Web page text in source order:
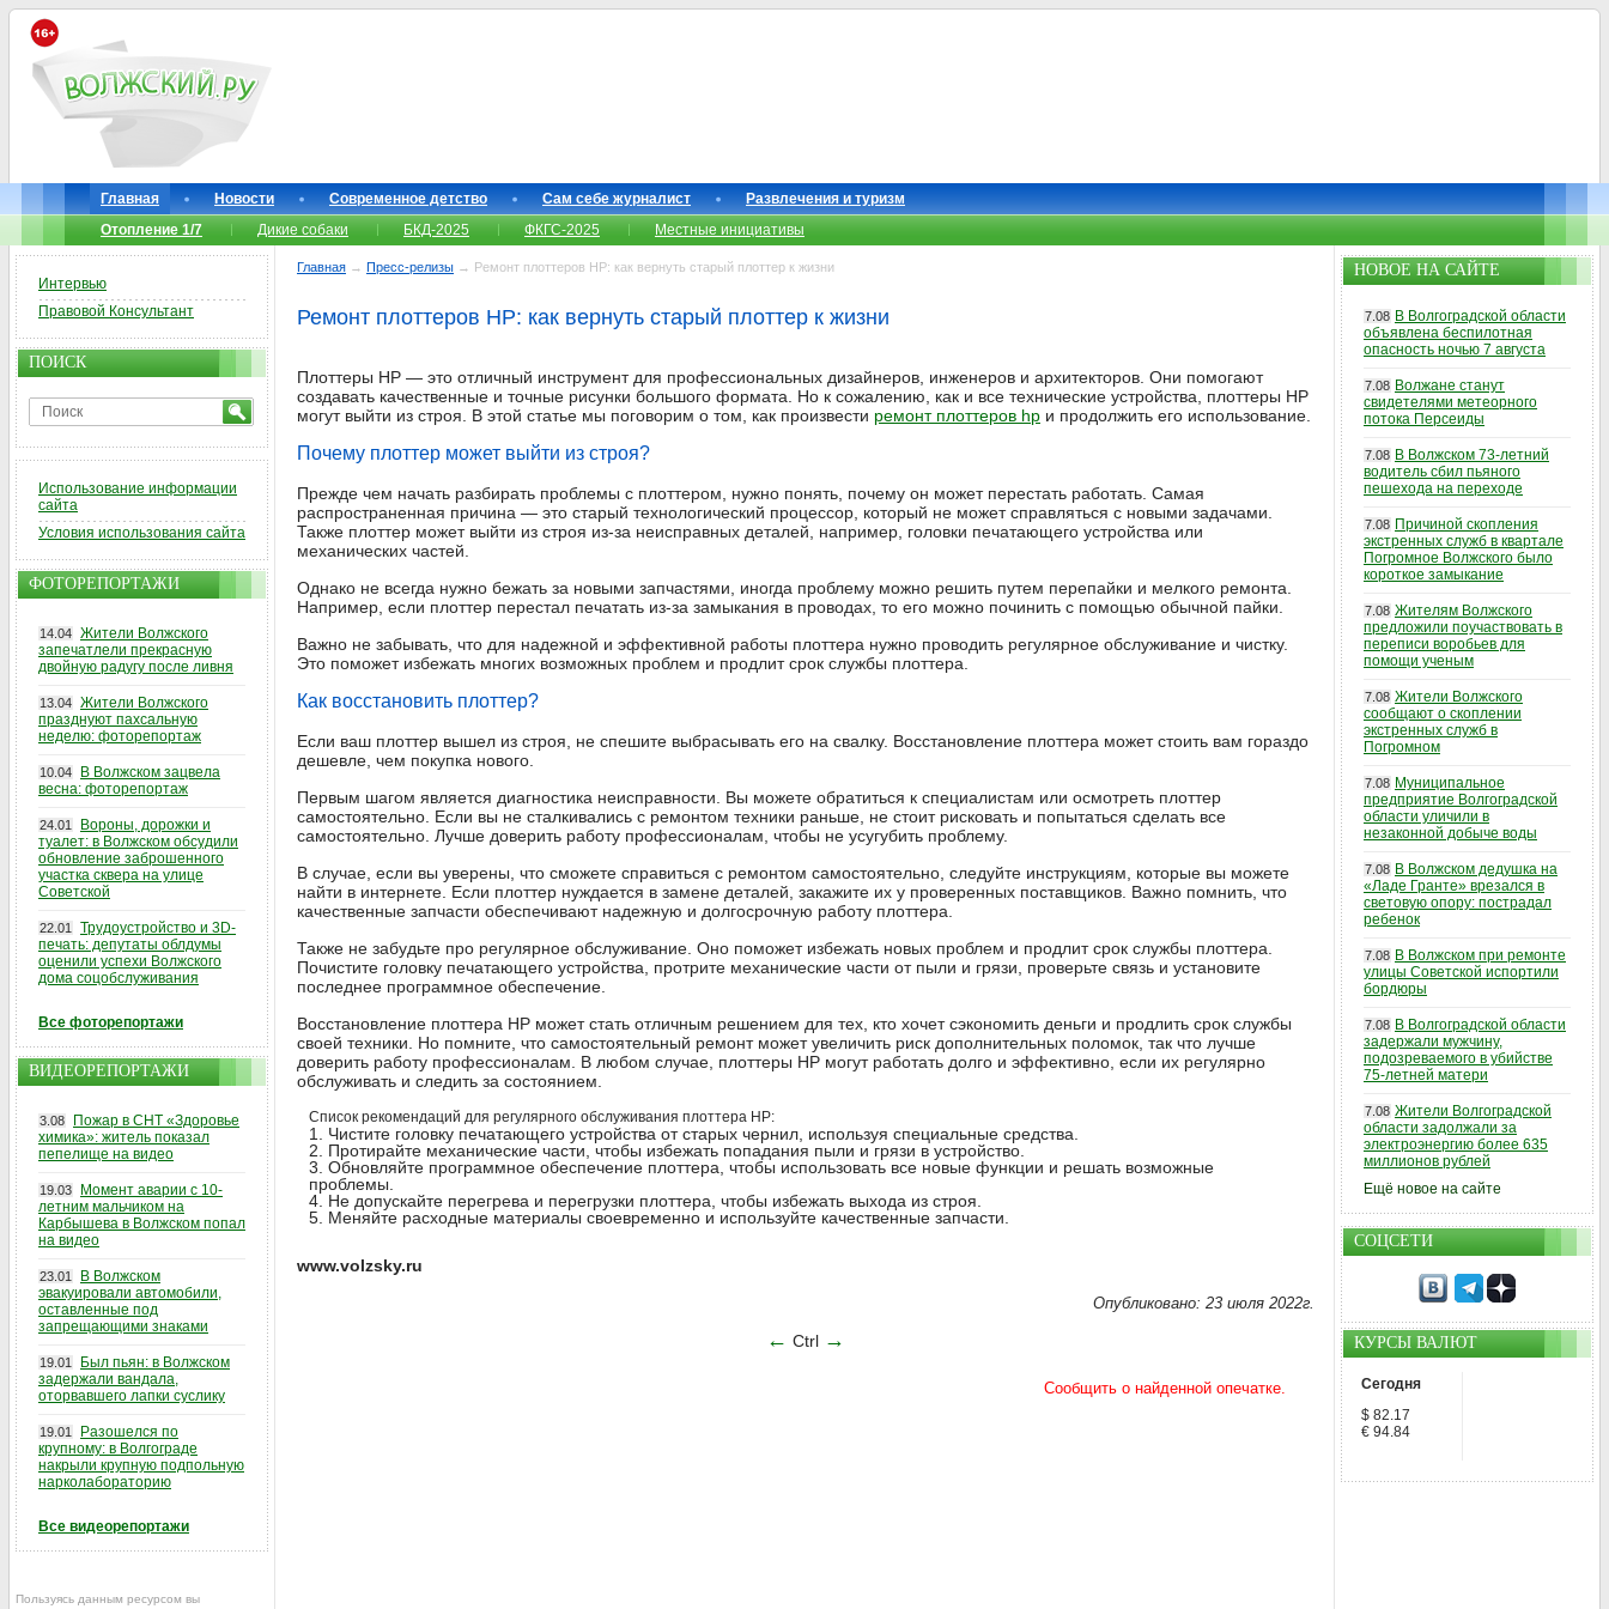
Главная Новости Современное детство Сам себе журналист
Развлечения и туризм
Отопление 1/7
Дикие собаки БКД-2025 ФКГС-2025 Местные инициативы
Главная → Пресс-релизы → Ремонт плоттеров HP: как вернуть старый плоттер к жизни
Ремонт плоттеров HP: как вернуть старый плоттер к жизни
Плоттеры HP — это отличный инструмент для профессиональных дизайнеров, инженеров и архитекторов. Они помогают
создавать качественные и точные рисунки большого формата. Но к сожалению, как и все технические устройства, плоттеры HP
могут выйти из строя. В этой статье мы поговорим о том, как произвести ремонт плоттеров hp и продолжить его использование.
Почему плоттер может выйти из строя?
Прежде чем начать разбирать проблемы с плоттером, нужно понять, почему он может перестать работать. Самая
распространенная причина — это старый технологический процессор, который не может справляться с новыми задачами.
Также плоттер может выйти из строя из-за неисправных деталей, например, головки печатающего устройства или
механических частей.
Однако не всегда нужно бежать за новыми запчастями, иногда проблему можно решить путем перепайки и мелкого ремонта.
Например, если плоттер перестал печатать из-за замыкания в проводах, то его можно починить с помощью обычной пайки.
Важно не забывать, что для надежной и эффективной работы плоттера нужно проводить регулярное обслуживание и чистку.
Это поможет избежать многих возможных проблем и продлит срок службы плоттера.
Как восстановить плоттер?
Если ваш плоттер вышел из строя, не спешите выбрасывать его на свалку. Восстановление плоттера может стоить вам гораздо
дешевле, чем покупка нового.
Первым шагом является диагностика неисправности. Вы можете обратиться к специалистам или осмотреть плоттер
самостоятельно. Если вы не сталкивались с ремонтом техники раньше, не стоит рисковать и попытаться сделать все
самостоятельно. Лучше доверить работу профессионалам, чтобы не усугубить проблему.
В случае, если вы уверены, что сможете справиться с ремонтом самостоятельно, следуйте инструкциям, которые вы можете
найти в интернете. Если плоттер нуждается в замене деталей, закажите их у проверенных поставщиков. Важно помнить, что
качественные запчасти обеспечивают надежную и долгосрочную работу плоттера.
Также не забудьте про регулярное обслуживание. Оно поможет избежать новых проблем и продлит срок службы плоттера.
Почистите головку печатающего устройства, протрите механические части от пыли и грязи, проверьте связь и установите
последнее программное обеспечение.
Восстановление плоттера HP может стать отличным решением для тех, кто хочет сэкономить деньги и продлить срок службы
своей техники. Но помните, что самостоятельный ремонт может увеличить риск дополнительных поломок, так что лучше
доверить работу профессионалам. В любом случае, плоттеры HP могут работать долго и эффективно, если их регулярно
обслуживать и следить за состоянием.
Список рекомендаций для регулярного обслуживания плоттера HP:
Чистите головку печатающего устройства от старых чернил, используя специальные средства.
Протирайте механические части, чтобы избежать попадания пыли и грязи в устройство.
Обновляйте программное обеспечение плоттера, чтобы использовать все новые функции и решать возможные
проблемы.
Не допускайте перегрева и перегрузки плоттера, чтобы избежать выхода из строя.
Меняйте расходные материалы своевременно и используйте качественные запчасти.
www.volzsky.ru
Опубликовано: 23 июля 2022г.
← Ctrl →
Интервью
Правовой Консультант
ПОИСК
Использование информации
сайта
Условия использования сайта
ФОТОРЕПОРТАЖИ
14.04 Жители Волжского
запечатлели прекрасную
двойную радугу после ливня
13.04 Жители Волжского
празднуют пахсальную
неделю: фоторепортаж
10.04
В Волжском зацвела
весна: фоторепортаж
24.01
Вороны, дорожки и
туалет: в Волжском обсудили
обновление заброшенного
участка сквера на улице
Советской
22.01
Трудоустройство и 3D-
печать: депутаты облдумы
оценили успехи Волжского
дома соцобслуживания
Все фоторепортажи
ВИДЕОРЕПОРТАЖИ
3.08
Пожар в СНТ «Здоровье
химика»: житель показал
пепелище на видео
19.03
Момент аварии с 10-
летним мальчиком на
Карбышева в Волжском попал
на видео
23.01
В Волжском
эвакуировали автомобили,
оставленные под
запрещающими знаками
19.01
Был пьян: в Волжском
задержали вандала,
оторвавшего лапки суслику
19.01
Разошелся по
крупному: в Волгограде
накрыли крупную подпольную
нарколабораторию
Все видеорепортажи
Пользуясь данным ресурсом вы
НОВОЕ НА САЙТЕ
7.08 В Волгоградской области
объявлена беспилотная
опасность ночью 7 августа
7.08 Волжане станут
свидетелями метеорного
потока Персеиды
7.08 В Волжском 73-летний
водитель сбил пьяного
пешехода на переходе
7.08 Причиной скопления
экстренных служб в квартале
Погромное Волжского было
короткое замыкание
7.08 Жителям Волжского
предложили поучаствовать в
переписи воробьев для
помощи ученым
7.08 Жители Волжского
сообщают о скоплении
экстренных служб в
Погромном
7.08 Муниципальное
предприятие Волгоградской
области уличили в
незаконной добыче воды
7.08 В Волжском дедушка на
«Ладе Гранте» врезался в
световую опору: пострадал
ребенок
7.08 В Волжском при ремонте
улицы Советской испортили
бордюры
7.08 В Волгоградской области
задержали мужчину,
подозреваемого в убийстве
75-летней матери
7.08 Жители Волгоградской
области задолжали за
электроэнергию более 635
миллионов рублей
Ещё новое на сайте
СОЦСЕТИ
КУРСЫ ВАЛЮТ
Сегодня
$ 82.17
€ 94.84